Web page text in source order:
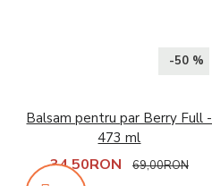
-50 %
Balsam pentru par Berry Full -
473 ml
34,50RON 69,00RON